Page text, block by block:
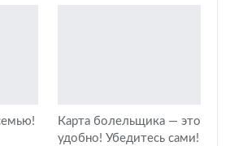
Карта болельщика — это
удобно! Убедитесь сами!